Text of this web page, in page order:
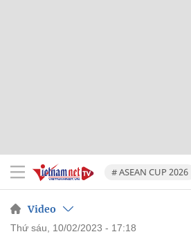
# ASEAN CUP 2026
Video
thứ sáu, 10/02/2023 - 17:18